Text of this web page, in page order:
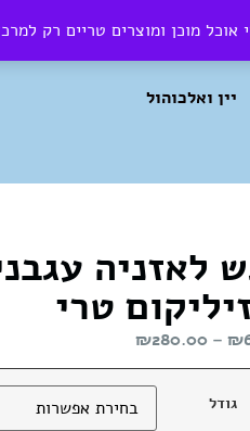
מוכן ומוצרים טריים רק
יין ואלכוהול
לאזניה
טרי
₪
–
₪280.00
גודל